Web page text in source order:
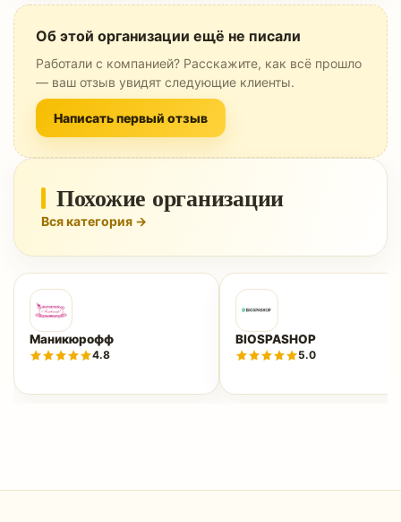
Об этой организации ещё не писали
Работали с компанией? Расскажите, как всё прошло
— ваш отзыв увидят следующие клиенты.
Написать первый отзыв
Похожие организации
Вся категория →
Маникюрофф
4.8
BIOSPASHOP
5.0